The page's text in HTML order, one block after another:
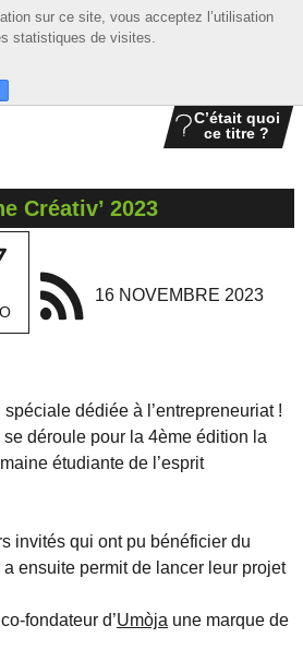
sur ce site, vous acceptez l’utilisation
statistiques de visites.
sur ce site, vous acceptez l’utilisation
statistiques de visites.
☰ MENU
C’était quoi
ce titre ?
Créativ’ 2023
16 NOVEMBRE 2023
dédiée à l’entrepreneuriat !
déroule pour la 4ème édition la
étudiante de l’esprit
invités qui ont pu bénéficier du
ensuite permit de lancer leur projet
fondateur d’Umòja une marque de